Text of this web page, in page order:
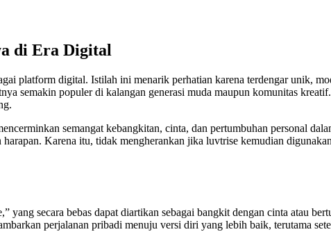
di Era Digital
platform digital. Istilah ini menarik perhatian karena terdengar unik,
semakin populer di kalangan generasi muda maupun komunitas
semangat kebangkitan, cinta, dan pertumbuhan personal
Karena itu, tidak mengherankan jika luvtrise kemudian
yang secara bebas dapat diartikan sebagai bangkit dengan cinta atau
perjalanan pribadi menuju versi diri yang lebih baik, terutama